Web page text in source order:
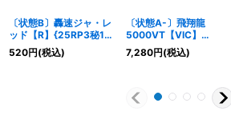
〔状態B〕轟速ジャ・レ
ッド【R】{25RP3秘19/
秘24}《多》
520円(税込)
〔状態A-〕飛翔龍
5000VT【VIC】
{25EX3STR1/STR5}
《水》
7,280円(税込)